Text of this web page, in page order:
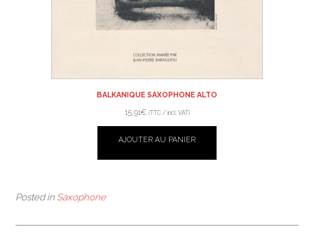
BALKANIQUE SAXOPHONE ALTO
15,91€ (TTC / incl. VAT)
AJOUTER AU PANIER
Posted in Saxophone